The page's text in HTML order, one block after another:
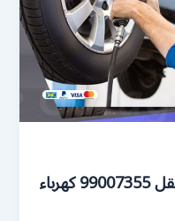
كراج غرب الجليب | كراج متنقل 99007355 كهرباء